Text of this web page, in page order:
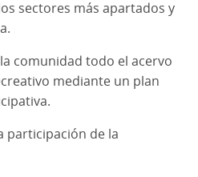
sectores más apartados y
comunidad todo el acervo
mediante un plan
participación de la